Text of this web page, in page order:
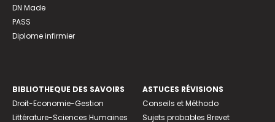
DN Made
PASS
Diplome infirmier
BIBLIOTHEQUE DES SAVOIRS
Droit-Economie-Gestion
Littérature-Sciences Humaines
ASTUCES RÉVISIONS
Conseils et Méthodo
Sujets probables Brevet